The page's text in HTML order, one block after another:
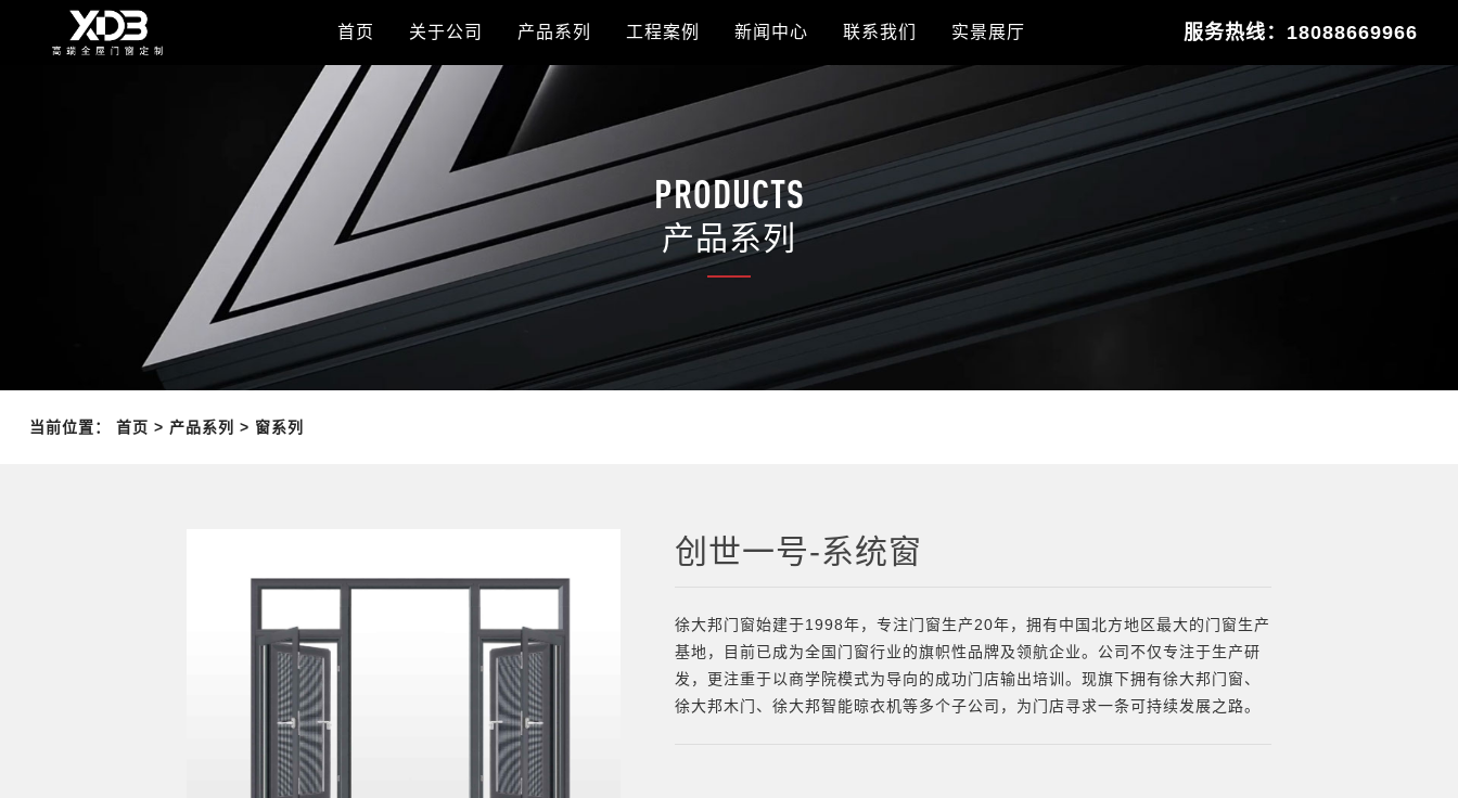
首页 关于公司 产品系列 工程案例 新闻中心 联系我们 实景展厅 服务热线：18088669966
PRODUCTS
产品系列
当前位置： 首页 > 产品系列 > 窗系列
创世一号-系统窗
徐大邦门窗始建于1998年，专注门窗生产20年，拥有中国北方地区最大的门窗生产
基地，目前已成为全国门窗行业的旗帜性品牌及领航企业。公司不仅专注于生产研
发，更注重于以商学院模式为导向的成功门店输出培训。现旗下拥有徐大邦门窗、
徐大邦木门、徐大邦智能晾衣机等多个子公司，为门店寻求一条可持续发展之路。